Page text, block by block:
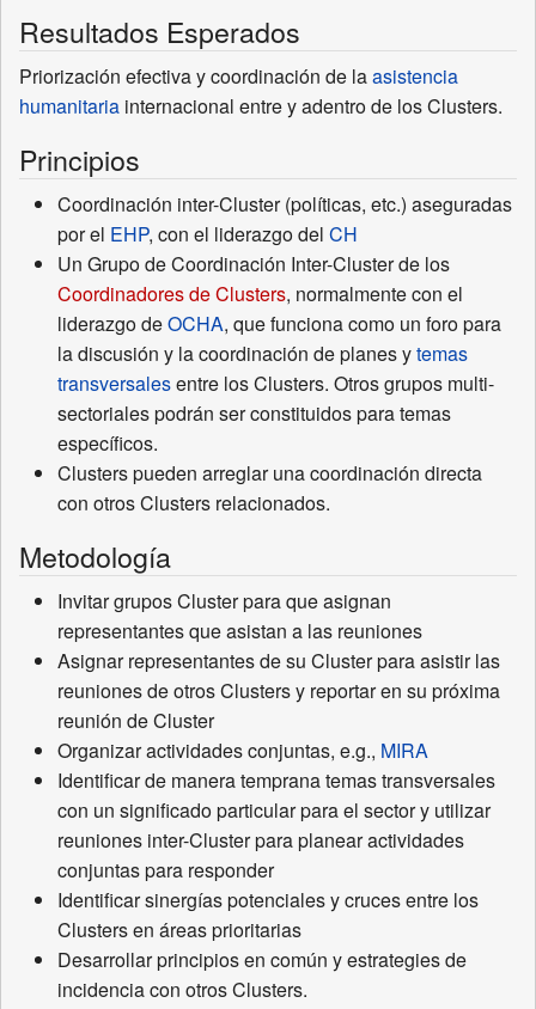
Resultados Esperados
Priorización efectiva y coordinación de laasistencia
humanitaria internacional entre y adentro de los Clusters.
Principios
Coordinación inter-Cluster (políticas, etc.) aseguradas
por el EHP, con el liderazgo del CH
Un Grupo de Coordinación Inter-Cluster de los
Coordinadores de Clusters, normalmente con el
liderazgo deOCHA, que funciona como un foro para
la discusión y la coordinación de planes ytemas
transversalesentre los Clusters. Otros grupos multi-
sectoriales podrán ser constituidos para temas
específicos.
Clusters pueden arreglar una coordinación directa
con otros Clusters relacionados.
Metodología
Invitar grupos Cluster para que asignan
representantes que asistan a las reuniones
Asignar representantes de su Cluster para asistir las
reuniones de otros Clusters y reportar en su próxima
reunión de Cluster
Organizar actividades conjuntas, e.g., MIRA
Identificar de manera temprana temas transversales
con un significado particular para el sector y utilizar
reuniones inter-Cluster para planear actividades
conjuntas para responder
Identificar sinergías potenciales y cruces entre los
Clusters en áreas prioritarias
Desarrollar principios en común y estrategies de
incidencia con otros Clusters.